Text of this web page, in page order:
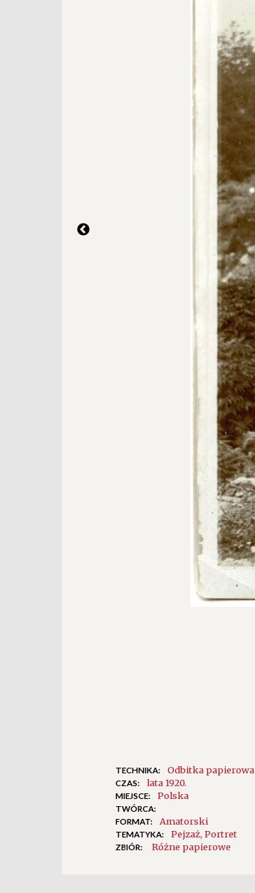
TECHNIKA: Odbitka papierowa
CZAS: lata 1920.
MIEJSCE: Polska
TWÓRCA:
FORMAT:
Amatorski
TEMATYKA: Pejzaż Portret
ZBIÓR: Różne papierowe